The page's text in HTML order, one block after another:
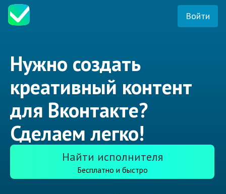
Войти
Нужно создать
креативный контент
для Вконтакте?
Сделаем легко!
Найти исполнителя
Бесплатно и быстро